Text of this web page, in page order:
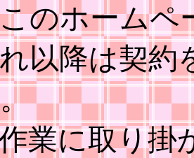
のホームペ
以降は契約
業に取り掛